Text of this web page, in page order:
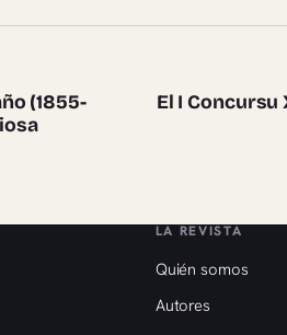
(1855-
El I Concursu
LA REVISTA
Quién somos
Autores